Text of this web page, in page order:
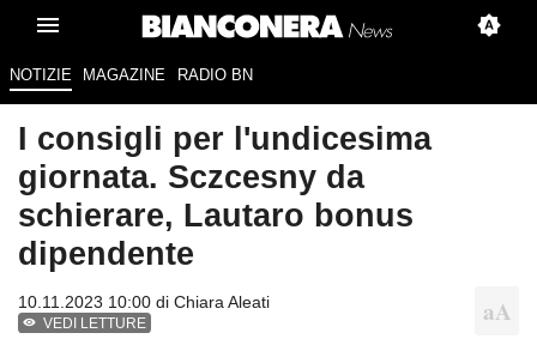
NOTIZIE MAGAZINE RADIO BN
I consigli per l'undicesima
giornata. Sczcesny da
schierare, Lautaro bonus
dipendente
10.11.2023 10:00 di Chiara Aleati
VEDI LETTURE